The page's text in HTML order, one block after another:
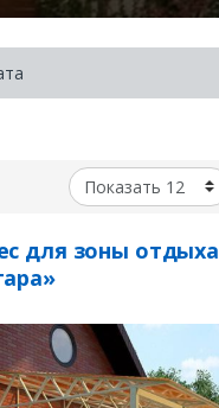
для зоны отдыха